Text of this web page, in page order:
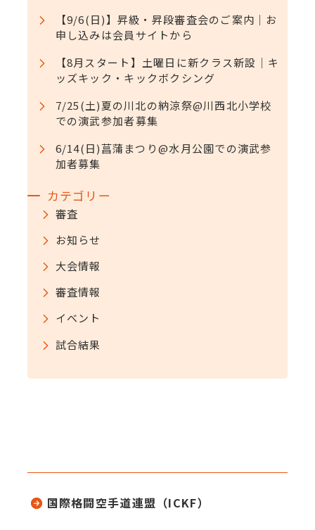
【9/6(日)】昇級・昇段審査会のご案内｜お
申し込みは会員サイトから
【8月スタート】土曜日に新クラス新設｜キ
ッズキック・キックボクシング
7/25(土)夏の川北の納涼祭@川西北小学校
での演武参加者募集
6/14(日)菖蒲まつり@水月公園での演武参
加者募集
カテゴリー
審査
お知らせ
大会情報
審査情報
イベント
試合結果
国際格闘空手道連盟（ICKF）